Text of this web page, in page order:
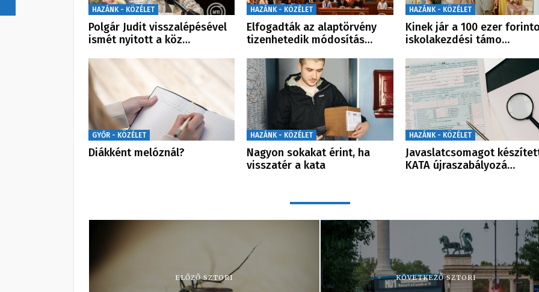
HAZÁNK - KÖZÉLET
Polgár Judit visszalépésével
ismét nyitott a köz…
HAZÁNK - KÖZÉLET
Elfogadták az alaptörvény
tizenhetedik módosítás…
HAZÁNK - KÖZÉLET
Kinek jár a 100 ezer
iskolakezdési támo…
GYŐR - KÖZÉLET
Diákként melóznál?
HAZÁNK - KÖZÉLET
Nagyon sokakat érint, ha
visszatér a kata
HAZÁNK - KÖZÉLET
Javaslatcsomagot
KATA újraszabályozá…
ELŐZŐ SZTORI KÖVETKEZŐ SZTORI